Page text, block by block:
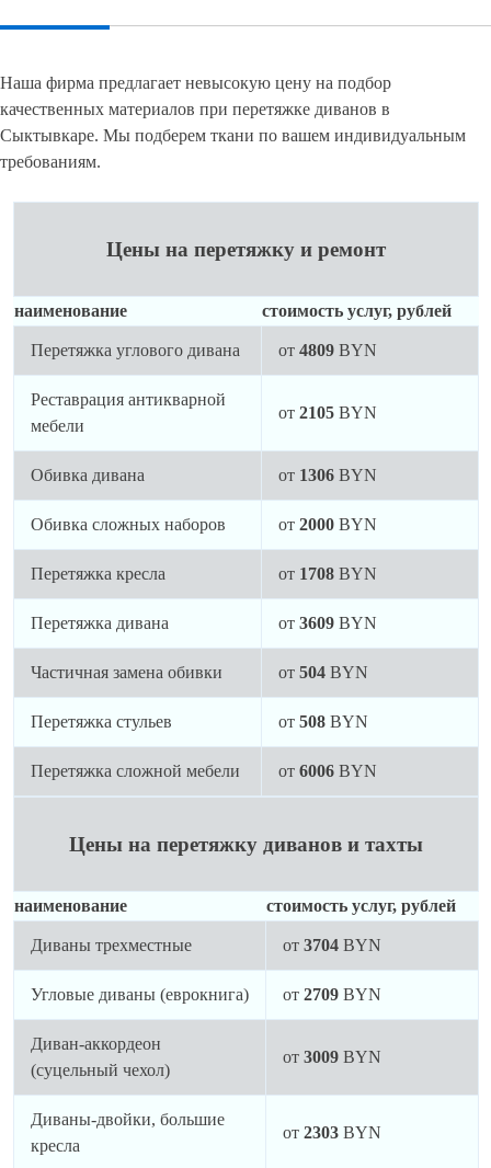
Наша фирма предлагает невысокую цену на подбор
качественных материалов при перетяжке диванов в
Сыктывкаре. Мы подберем ткани по вашем индивидуальным
требованиям.
Цены на перетяжку и ремонт
наименование стоимость услуг, рублей
Перетяжка углового дивана от 4809BYN
Реставрация антикварной
мебели
от 2105BYN
Обивка дивана от 1306BYN
Обивка сложных наборов от 2000BYN
Перетяжка кресла от 1708BYN
Перетяжка дивана от 3609BYN
Частичная замена обивки от 504BYN
Перетяжка стульев от 508BYN
Перетяжка сложной мебели от 6006BYN
Цены на перетяжку диванов и тахты
наименование стоимость услуг, рублей
Диваны трехместные от 3704BYN
Угловые диваны (еврокнига) от 2709BYN
Диван-аккордеон
(суцельный чехол)
от 3009BYN
Диваны-двойки, большие
кресла
от 2303BYN